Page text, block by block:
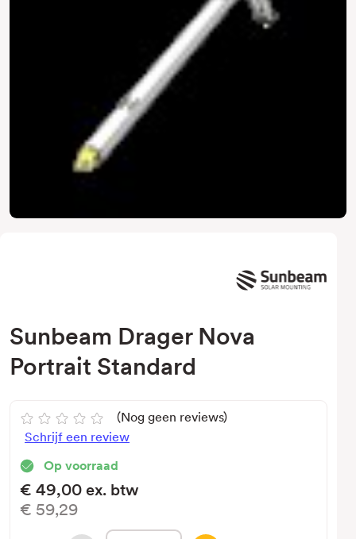
Sunbeam Drager Nova
Portrait Standard
(Nog geen reviews)
Schrijf een review
Op voorraad
€49,00 ex. btw
€59,29